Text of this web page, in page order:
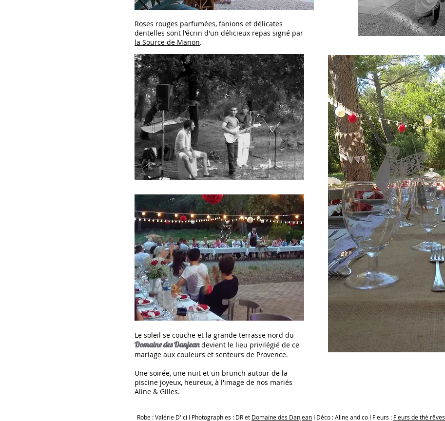
Roses rouges parfumées, fanions et délicates
dentelles sont l'écrin d'un délicieux repas signé par
la Source de Manon.
Le soleil se couche et la grande terrasse nord du
Domaine des Danjean devient le lieu privilégié de ce
mariage aux couleurs et senteurs de Provence.
Une soirée, une nuit et un brunch autour de la
piscine joyeux, heureux, à l'image de nos mariés
Aline & Gilles.
Robe : Valérie D'ici I Photographies : DR et Domaine des Danjean I Déco : Aline and co I Fleurs : Fleurs de thé rêves